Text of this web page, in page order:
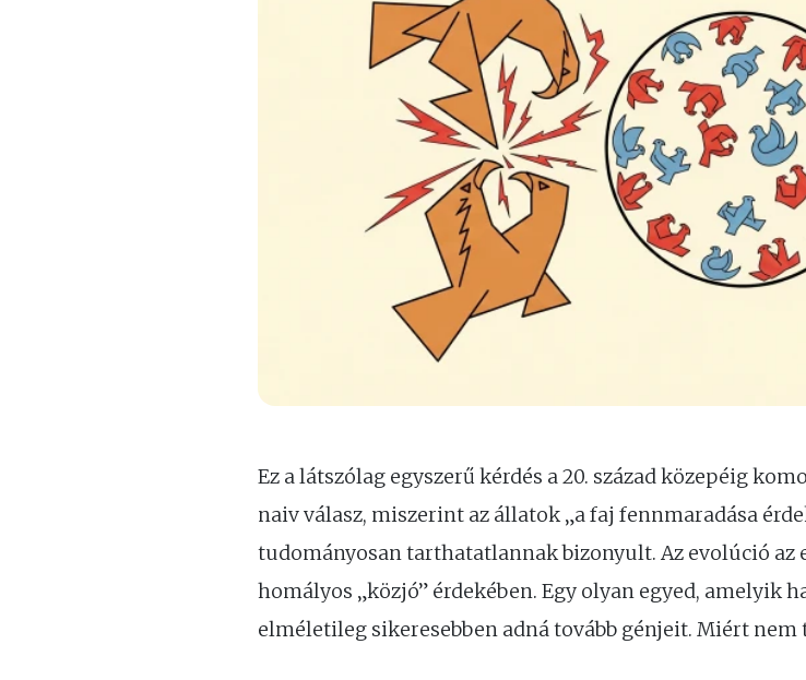
Ez a látszólag egyszerű kérdés a 20. század közepéig
naiv válasz, miszerint az állatok „a faj fennmaradása
tudományosan tarthatatlannak bizonyult. Az evolúció
homályos „közjó” érdekében. Egy olyan egyed, amelyik
elméletileg sikeresebben adná tovább génjeit. Miért